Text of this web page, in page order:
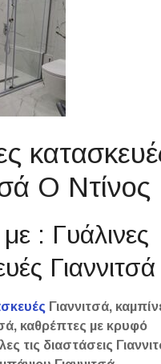
Ο Ντίνος
: Γυάλινες
Γιαννιτσά
Γιαννιτσά,
καθρέπτες με κρυφό
τις διαστάσεις